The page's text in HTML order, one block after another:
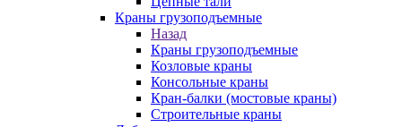
Краны грузоподъемные
Назад
Краны грузоподъемные
Козловые краны
Консольные краны
Кран-балки (мостовые краны)
Строительные краны